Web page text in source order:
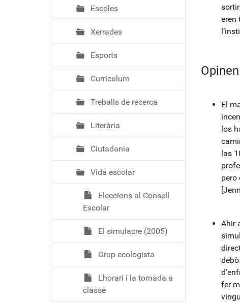
eren
El
los
las
pero
Ahir
fer
Escoles
Xerrades
Esports
Currículum
Treballs de recerca
Literària
Ciutadania
Vida escolar
Eleccions al Consell
Escolar
El simulacre (2005)
Grup ecologista
L'horari i la tornada a
classe